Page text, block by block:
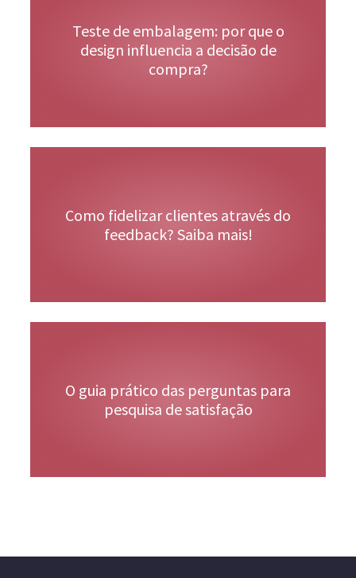
Teste de embalagem: por que o
design influencia a decisão de
compra?
Como fidelizar clientes através do
feedback? Saiba mais!
Veja Mais
O guia prático das perguntas para
pesquisa de satisfação
Veja Mais